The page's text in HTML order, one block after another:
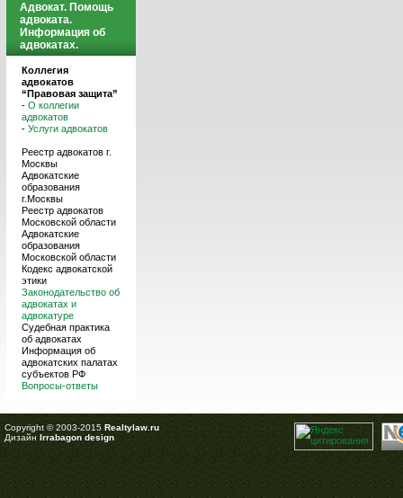
Адвокат. Помощь
адвоката.
Информация об
адвокатах.
Коллегия
адвокатов
“Правовая защита”
- О коллегии
адвокатов
- Услуги адвокатов
Реестр адвокатов г.
Москвы
Адвокатские
образования
г.Москвы
Реестр адвокатов
Московской области
Адвокатские
образования
Московской области
Кодекс адвокатской
этики
Законодательство об
адвокатах и
адвокатуре
Судебная практика
об адвокатах
Информация об
адвокатских палатах
субъектов РФ
Вопросы-ответы
Copyright © 2003-2015 Realtylaw.ru
Дизайн Irrabagon design